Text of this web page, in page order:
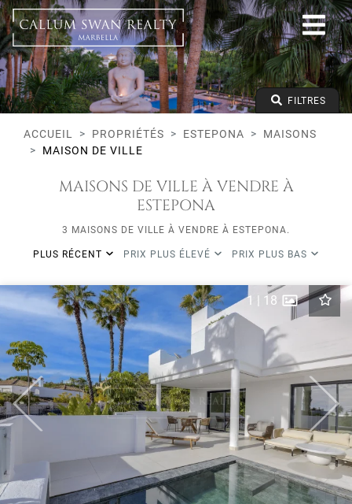
Tous les modes de vie
Estepona
Toutes les zones
Tous les types
Prix à partir de
Prix jusqu'à
Lits minimums FILTRES
ACCUEIL PROPRIÉTÉS ESTEPONA
MAISONS
MAISON DE VILLE
MAISONS DE VILLE À VENDRE À
ESTEPONA
3 MAISONS DE VILLE À VENDRE À ESTEPONA.
PLUS RÉCENT PRIX PLUS ÉLEVÉ PRIX PLUS BAS
Previous Next
1 | 18